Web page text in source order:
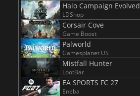
Halo Campaign Evolved
LDShop
Corsair Cove
Game Boost
Palworld
Gamesplanet US
Mistfall Hunter
LootBar
EA SPORTS FC 27
Eneba